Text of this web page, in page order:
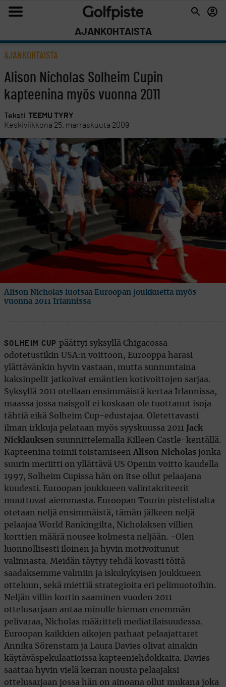
AJANKOHTAISTA
AJANKOHTAISTA
Alison Nicholas Solheim Cupin
kapteenina myös vuonna 2011
Teksti TEEMU TYRY
Keskiviikkona 25. marraskuuta 2009
Alison Nicholas luotsaa Euroopan joukkuetta myös
vuonna 2011 Irlannissa
SOLHEIM CUP päättyi syksyllä Chigacossa
odotetustikin USA:n voittoon, Eurooppa harasi
ylättävänkin hyvin vastaan, mutta sunnuntaina
kaksinpelit jatkoivat emäntien kotivoittojen sarjaa.
Syksyllä 2011 otellaan ensimmäistä kertaa Irlannissa,
maassa jossa naisgolf ei koskaan ole tuottanut isoja
tähtiä eikä Solheim Cup-edustajaa. Oletettavasti
ilman irkkuja pelataan myös syyskuussa 2011
Jack
Nicklauksen suunnittelemalla Killeen Castle-kentällä.
Kapteenina toimii toistamiseen Alison Nicholas jonka
suurin meriitti on yllättävä US Openin voitto kaudella
1997, Solheim Cupissa hän on itse ollut pelaajana
kuudesti. Euroopan joukkueen valintakriteerit
muuttuvat aiemmasta. Euroopan Tourin pistelistalta
otetaan neljä ensimmäistä, tämän jälkeen neljä
pelaajaa World Rankingilta, Nicholaksen villien
korttien määrä nousee kolmesta neljään. -Olen
luonnollisesti iloinen ja hyvin motivoitunut
valinnasta. Meidän täytyy tehdä kovasti töitä
saadaksemme valmiin ja iskukykyisen joukkueen
otteluun, sekä miettiä strategioita eri pelimuotoihin.
Neljän villin kortin saaminen vuoden 2011
ottelusarjaan antaa minulle hieman enemmän
pelivaraa, Nicholas määritteli mediatilaisuudessa.
Euroopan kaikkien aikojen parhaat pelaajattaret
Annika Sörenstam ja Laura Davies olivat ainakin
käytäväspekulaatioissa kapteeniehdokkaita. Davies
saattaa hyvin vielä kerran nousta pelaajaksi
ottelusarjaan jossa hän on ainoana ollut mukana joka